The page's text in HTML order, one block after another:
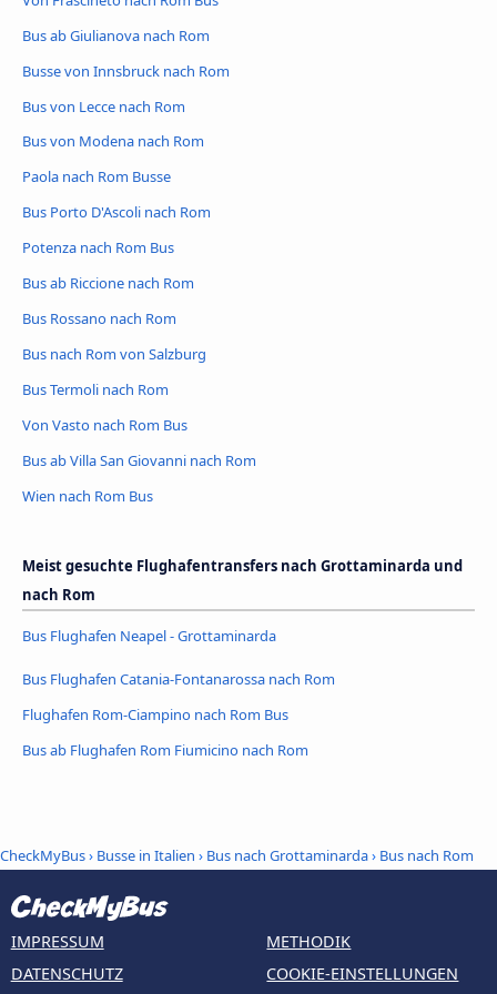
Bus ab Giulianova nach Rom
Busse von Innsbruck nach Rom
Bus von Lecce nach Rom
Bus von Modena nach Rom
Paola nach Rom Busse
Bus Porto D'Ascoli nach Rom
Potenza nach Rom Bus
Bus ab Riccione nach Rom
Bus Rossano nach Rom
Bus nach Rom von Salzburg
Bus Termoli nach Rom
Von Vasto nach Rom Bus
Bus ab Villa San Giovanni nach Rom
Wien nach Rom Bus
Meist gesuchte Flughafentransfers nach Grottaminarda und
nach Rom
Bus Flughafen Neapel - Grottaminarda
Bus Flughafen Catania-Fontanarossa nach Rom
Flughafen Rom-Ciampino nach Rom Bus
Bus ab Flughafen Rom Fiumicino nach Rom
CheckMyBus› Busse in Italien › Bus nach Grottaminarda› Bus nach Rom
IMPRESSUM
DATENSCHUTZ
METHODIK
COOKIE-EINSTELLUNGEN